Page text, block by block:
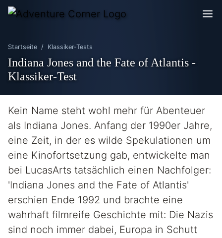
Startseite Klassiker-Tests
Indiana Jones and the Fate of Atlantis -
Klassiker-Test
Kein Name steht wohl mehr für Abenteuer
als Indiana Jones. Anfang der 1990er Jahre,
eine Zeit, in der es wilde Spekulationen um
eine Kinofortsetzung gab, entwickelte man
bei LucasArts tatsächlich einen Nachfolger:
'Indiana Jones and the Fate of Atlantis'
erschien Ende 1992 und brachte eine
wahrhaft filmreife Geschichte mit: Die Nazis
sind noch immer dabei, Europa in Schutt